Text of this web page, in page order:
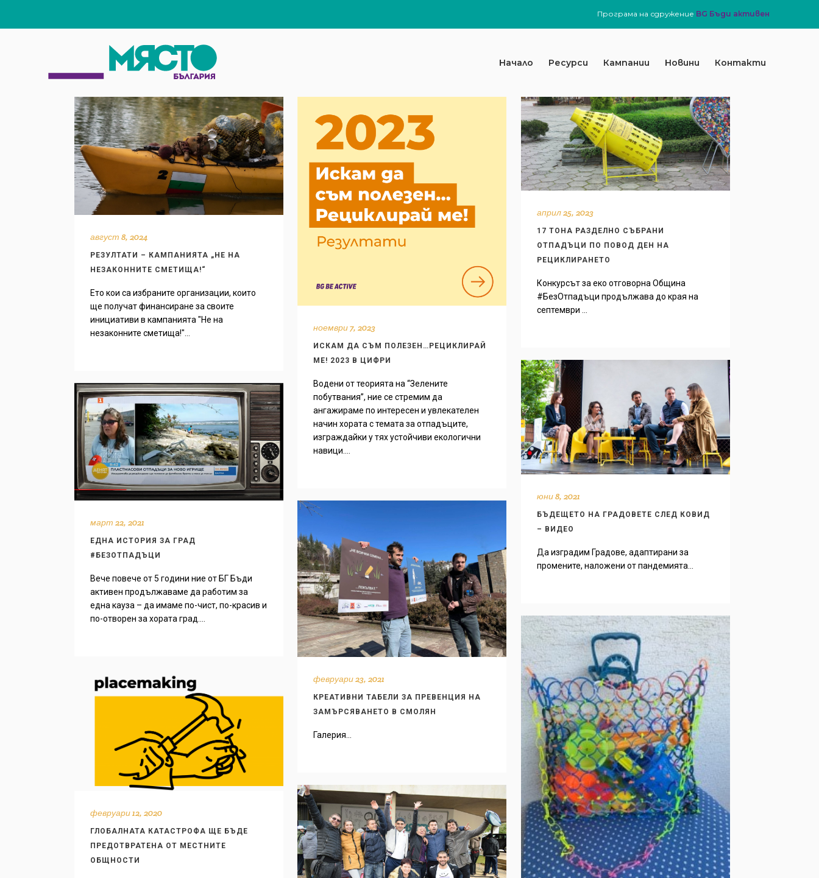
Програма на сдружение BG Бъди активен
Начало Ресурси Кампании Новини Контакти
август 8, 2024
РЕЗУЛТАТИ – КАМПАНИЯТА „НЕ НА
НЕЗАКОННИТЕ СМЕТИЩА!“
Ето кои са избраните организации, които
ще получат финансиране за своите
инициативи в кампанията "Не на
незаконните сметища!"...
ноември 7, 2023
ИСКАМ ДА СЪМ ПОЛЕЗЕН…РЕЦИКЛИРАЙ
МЕ! 2023 В ЦИФРИ
Водени от теорията на “Зелените
побутвания”, ние се стремим да
ангажираме по интересен и увлекателен
начин хората с темата за отпадъците,
изграждайки у тях устойчиви екологични
навици....
април 25, 2023
17 ТОНА РАЗДЕЛНО СЪБРАНИ
ОТПАДЪЦИ ПО ПОВОД ДЕН НА
РЕЦИКЛИРАНЕТО
Конкурсът за еко отговорна Община
#БезОтпадъци продължава до края на
септември ...
юни 8, 2021
БЪДЕЩЕТО НА ГРАДОВЕТЕ СЛЕД КОВИД
– ВИДЕО
Да изградим Градове, адаптирани за
промените, наложени от пандемията...
март 22, 2021
ЕДНА ИСТОРИЯ ЗА ГРАД
#БЕЗОТПАДЪЦИ
Вече повече от 5 години ние от БГ Бъди
активен продължаваме да работим за
една кауза – да имаме по-чист, по-красив и
по-отворен за хората град....
февруари 23, 2021
КРЕАТИВНИ ТАБЕЛИ ЗА ПРЕВЕНЦИЯ НА
ЗАМЪРСЯВАНЕТО В СМОЛЯН
Галерия...
февруари 12, 2020
ГЛОБАЛНАТА КАТАСТРОФА ЩЕ БЪДЕ
ПРЕДОТВРАТЕНА ОТ МЕСТНИТЕ
ОБЩНОСТИ